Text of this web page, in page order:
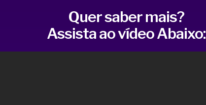
Quer saber mais?
Assista ao vídeo Abaixo: